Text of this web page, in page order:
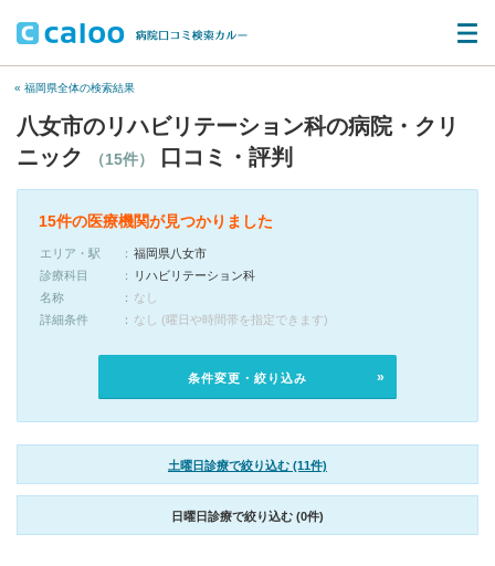
« 福岡県全体の検索結果
八女市のリハビリテーション科の病院・クリ
ニック
（15件） 口コミ・評判
15件の医療機関が見つかりました
エリア・駅
福岡県八女市
診療科目
リハビリテーション科
名称
なし
詳細条件
なし (曜日や時間帯を指定できます)
条件変更・絞り込み
土曜日診療で絞り込む (11件)
日曜日診療で絞り込む (0件)